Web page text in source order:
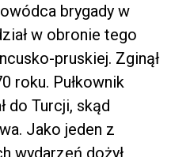
brygady w
w obronie tego
pruskiej. Zginął
roku. Pułkownik
do Turcji, skąd
Jako jeden z
wydarzeń dożył